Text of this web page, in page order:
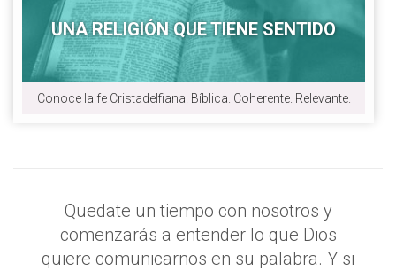
UNA RELIGIÓN QUE TIENE SENTIDO
Conoce la fe Cristadelfiana. Bíblica. Coherente. Relevante.
Quedate un tiempo con nosotros y
comenzarás a entender lo que Dios
quiere comunicarnos en su palabra. Y si